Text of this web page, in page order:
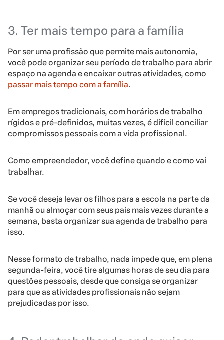
3. Ter mais tempo para a família
Por ser uma profissão que permite mais autonomia,
você pode organizar seu período de trabalho para abrir
espaço na agenda e encaixar outras atividades, como
passar mais tempo com a família.
Em empregos tradicionais, com horários de trabalho
rígidos e pré-definidos, muitas vezes, é difícil conciliar
compromissos pessoais com a vida profissional.
Como empreendedor, você define quando e como vai
trabalhar.
Se você deseja levar os filhos para a escola na parte da
manhã ou almoçar com seus pais mais vezes durante a
semana, basta organizar sua agenda de trabalho para
isso.
Nesse formato de trabalho, nada impede que, em plena
segunda-feira, você tire algumas horas de seu dia para
questões pessoais, desde que consiga se organizar
para que as atividades profissionais não sejam
prejudicadas por isso.